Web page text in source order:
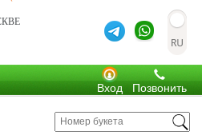
Позвонить
Вход